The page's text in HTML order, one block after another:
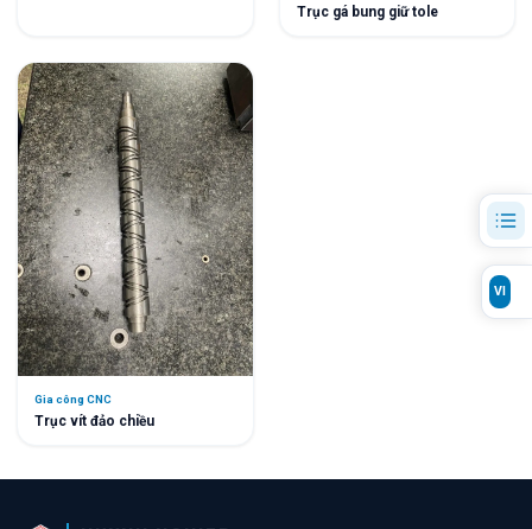
Trục gá bung giữ tole
Gia công CNC
Trục vít đảo chiều
VI